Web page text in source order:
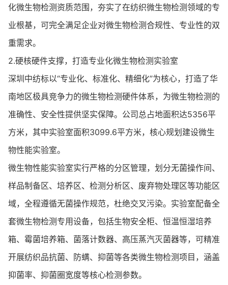
化微生物检测资质范围，夯实了在纺织微生物检测领域的专
业根基，可完全满足企业对微生物检测合规性、专业性的双
重需求。
2.硬核硬件支撑，打造专业化微生物检测实验室
深圳中纺标以“专业化、标准化、精细化”为核心，打造了华
南地区极具竞争力的微生物检测硬件体系，为微生物检测的
准确性、安全性提供坚实保障。公司总占地面积达5356平
方米，其中实验室面积3099.6平方米，核心规划建设微生
物性能实验室。
微生物性能实验室实行严格的分区管理，划分无菌操作间、
样品制备区、培养区、检测分析区、废弃物处理区等功能区
域，全程遵循无菌操作规范，杜绝交叉污染。实验室配备全
套微生物检测专用设备，包括生物安全柜、恒温恒湿培养
箱、霉菌培养箱、菌落计数器、高压蒸汽灭菌器等，可精准
开展纺织品抗菌、防螨、抑菌等各类微生物检测项目，涵盖
抑菌率、抑菌圈宽度等核心检测参数。